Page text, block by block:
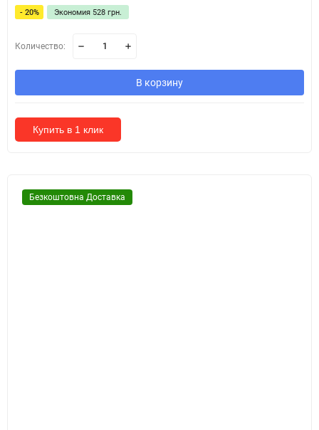
- 20% Экономия 528 грн.
Количество:
В корзину
Купить в 1 клик
Безкоштовна Доставка